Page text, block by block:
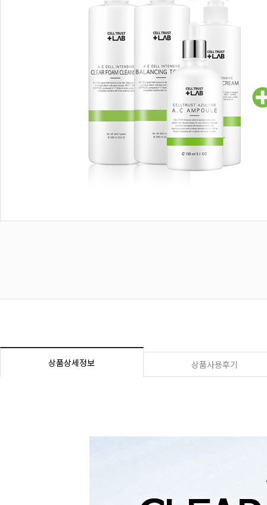
상품상세정보 상품사용후기